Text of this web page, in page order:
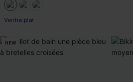
Ventre plat
NEW